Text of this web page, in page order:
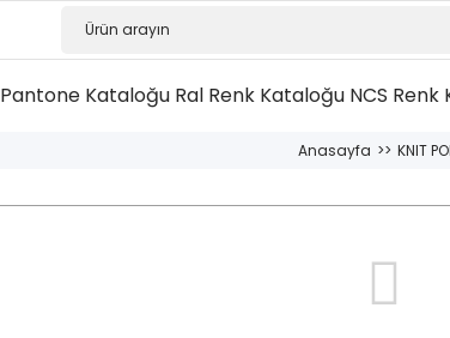
Pantone Kataloğu Ral Renk Kataloğu NCS
Anasayfa KNIT